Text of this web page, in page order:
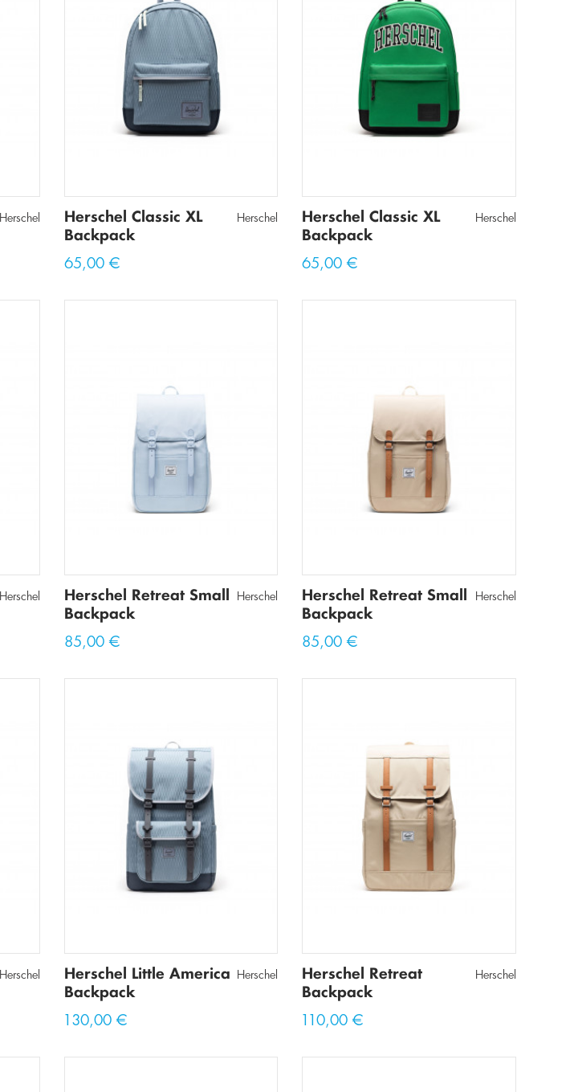
Herschel
Herschel Classic XL
Backpack
Herschel
65,00 €
Herschel Classic XL
Backpack
Herschel
65,00 €
Herschel
Herschel Retreat Small
Backpack
Herschel
85,00 €
Herschel Retreat Small
Backpack
Herschel
85,00 €
Herschel
Herschel Little America
Backpack
Herschel
130,00 €
Herschel Retreat
Backpack
Herschel
110,00 €